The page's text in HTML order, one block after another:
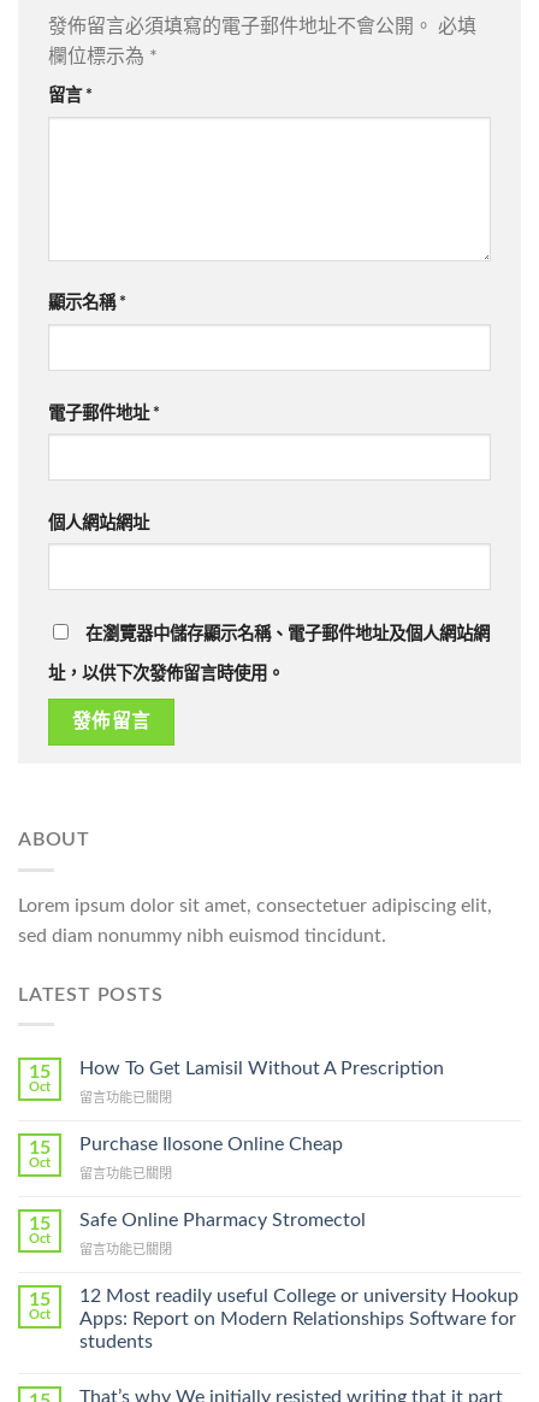
發佈留言必須填寫的電子郵件地址不會公開。
必填
欄位標示為 *
留言 *
顯示名稱 *
電子郵件地址 *
個人網站網址
在瀏覽器中儲存顯示名稱、電子郵件地址及個人網站網
址，以供下次發佈留言時使用。
ABOUT
Lorem ipsum dolor sit amet, consectetuer adipiscing elit,
sed diam nonummy nibh euismod tincidunt.
LATEST POSTS
15
Oct
How To Get Lamisil Without A Prescription
在
To
Lamisil
A
Prescription〉
留言功能已關閉
15
Oct
Purchase Ilosone Online Cheap
在
Ilosone
Cheap〉
留言功能已關閉
15
Oct
Safe Online Pharmacy Stromectol
在
Online
Pharmacy
Stromectol〉
中
留言功能已關閉
15
Oct
12 Most readily useful College or university Hookup
Apps: Report on Modern Relationships Software for
students
That’s why We initially resisted writing that it part